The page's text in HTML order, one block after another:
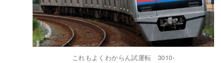
これもよくわからん試運転 3010-